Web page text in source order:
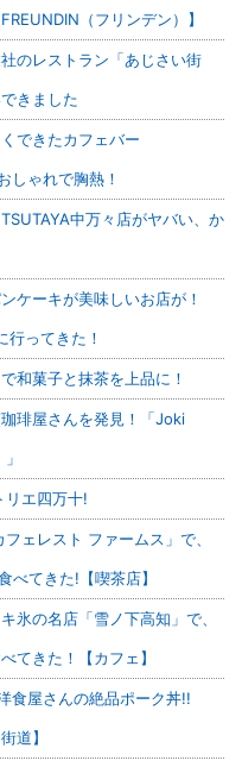
（フリンデン）】
のレストラン「あじさい街
きました
できたカフェバー
しゃれで胸熱！
中万々店がヤバい、か
ケーキが美味しいお店が！
行ってきた！
和菓子と抹茶を上品に！
琲屋さんを発見！「Joki
リエ四万十!
ェレスト ファームス」で、
べてきた!【喫茶店】
氷の名店「雪ノ下高知」で、
てきた！【カフェ】
食屋さんの絶品ポーク丼!!
道】